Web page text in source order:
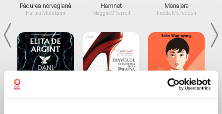
Pădurea norvegiană
Haruki Murakami
Hamnet
Maggie O'Farrell
Menajera
Freida McFadden